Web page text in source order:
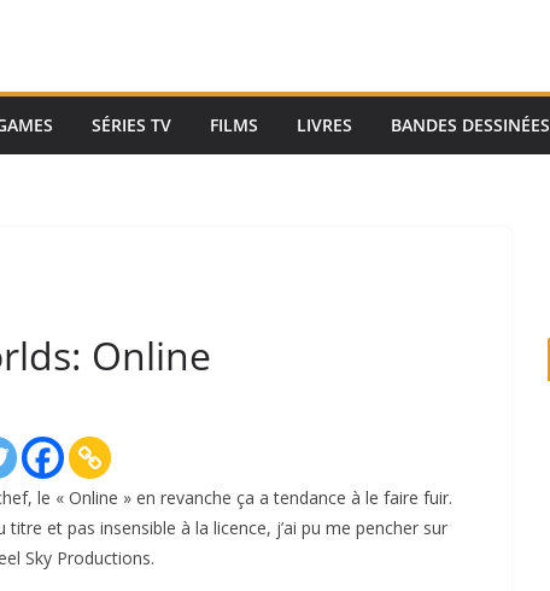
SÉRIES TV FILMS LIVRES BANDES DESSINÉES
Online
le « Online » en revanche ça a tendance à le faire fuir.
et pas insensible à la licence, j’ai pu me pencher sur
Sky Productions.